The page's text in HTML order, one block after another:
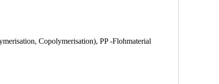
Copolymerisation), PP -Flohmaterial